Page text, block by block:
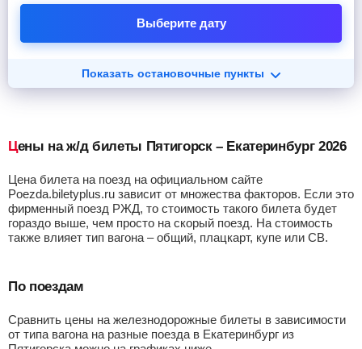
Выберите дату
Показать остановочные пункты
Цены на ж/д билеты Пятигорск – Екатеринбург 2026
Цена билета на поезд на официальном сайте
Poezda.biletyplus.ru зависит от множества факторов. Если это
фирменный поезд РЖД, то стоимость такого билета будет
гораздо выше, чем просто на скорый поезд. На стоимость
также влияет тип вагона – общий, плацкарт, купе или СВ.
По поездам
Сравнить цены на железнодорожные билеты в зависимости
от типа вагона на разные поезда в Екатеринбург из